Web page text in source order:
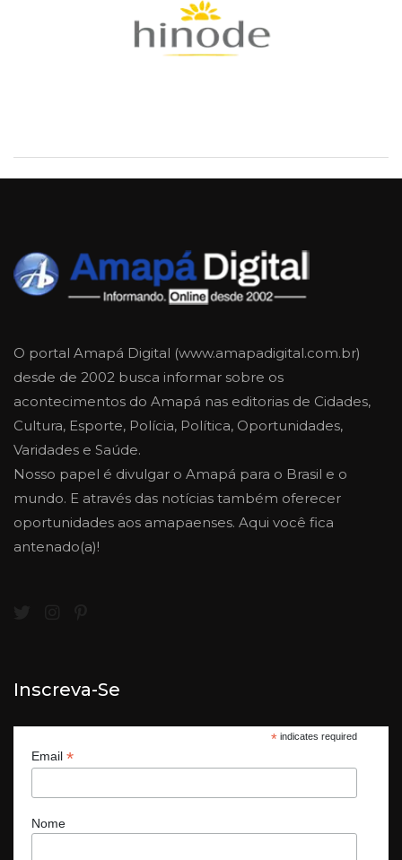
O portal Amapá Digital (www.amapadigital.com.br)
desde de 2002 busca informar sobre os
acontecimentos do Amapá nas editorias de Cidades,
Cultura, Esporte, Polícia, Política, Oportunidades,
Varidades e Saúde.
Nosso papel é divulgar o Amapá para o Brasil e o
mundo. E através das notícias também oferecer
oportunidades aos amapaenses. Aqui você fica
antenado(a)!
Inscreva-Se
*indicates required
Email *
Nome